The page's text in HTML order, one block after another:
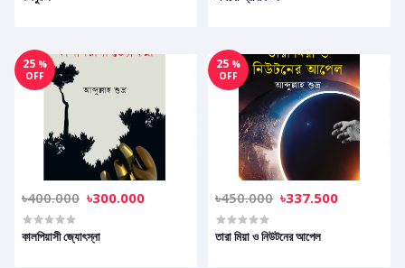
25 %
OFF
৳400.000 ৳300.000
কালপিয়াসী জ্যোৎস্না
25 %
OFF
৳450.000 ৳337.500
তারা মিয়া ও নিউটনের আপেল